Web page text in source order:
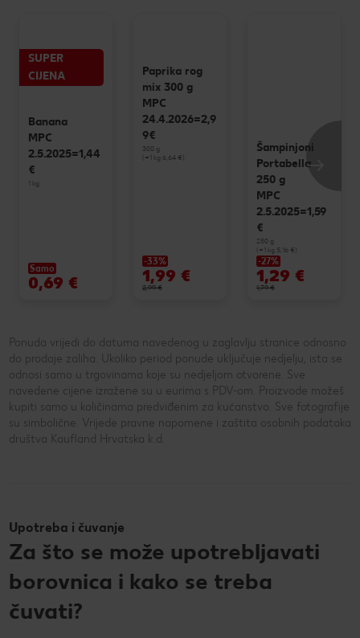
SUPER
CIJENA
Banana
MPC
2.5.2025=1,44
€
1 kg
Samo
0,69 €
Paprika rog
mix 300 g
MPC
24.4.2026=2,9
9€
300 g
(=1 kg 6,64 €)
-33%
1,99 €
2,99 €
Šampinjoni
Portabella
250 g
MPC
2.5.2025=1,59
€
250 g
(=1 kg 5,16 €)
-27%
1,29 €
1,79 €
Ponuda vrijedi do datuma navedenog u zaglavlju stranice odnosno
do prodaje zaliha. Ukoliko period ponude uključuje nedjelju, ista se
odnosi samo u trgovinama koje su nedjeljom otvorene. Sve
navedene cijene izražene su u eurima s PDV-om. Proizvode možeš
kupiti samo u količinama predviđenim za kućanstvo. Sve fotografije
su simbolične. Vrijede pravne napomene i zaštita osobnih podataka
društva Kaufland Hrvatska k.d.
Upotreba i čuvanje
Za što se može upotrebljavati
borovnica i kako se treba
čuvati?